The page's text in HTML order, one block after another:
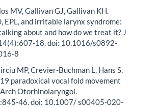
MV, Gallivan GJ, Gallivan KH.
EPL, and irritable larynx syndrome:
about and how do we treat it? J
18. doi: 10.1016/s0892-
8
MP, Crevier-Buchman L, Hans S.
paradoxical vocal fold movement
Otorhinolaryngol.
46. doi: 10.1007/ s00405-020-